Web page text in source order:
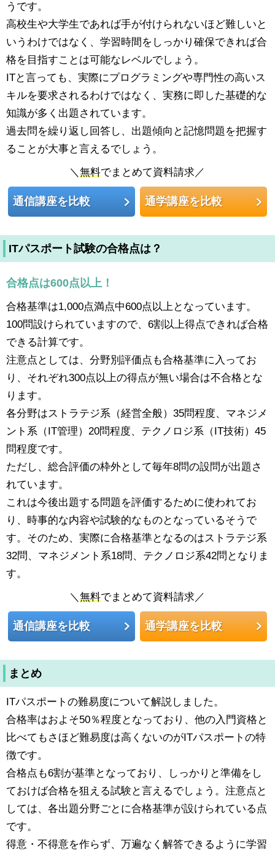
うです。
高校生や大学生であれば手が付けられないほど難しいと
いうわけではなく、学習時間をしっかり確保できれば合
格を目指すことは可能なレベルでしょう。
ITと言っても、実際にプログラミングや専門性の高いス
キルを要求されるわけではなく、実務に即した基礎的な
知識が多く出題されています。
過去問を繰り返し回答し、出題傾向と記憶問題を把握す
ることが大事と言えるでしょう。
＼無料でまとめて資料請求／
通信講座を比較 通学講座を比較
ITパスポート試験の合格点は？
合格点は600点以上！
合格基準は1,000点満点中600点以上となっています。
100問設けられていますので、6割以上得点できれば合格
できる計算です。
注意点としては、分野別評価点も合格基準に入ってお
り、それぞれ300点以上の得点が無い場合は不合格とな
ります。
各分野はストラテジ系（経営全般）35問程度、マネジメ
ント系（IT管理）20問程度、テクノロジ系（IT技術）45
問程度です。
ただし、総合評価の枠外として毎年8問の設問が出題さ
れています。
これは今後出題する問題を評価するために使われてお
り、時事的な内容や試験的なものとなっているそうで
す。そのため、実際に合格基準となるのはストラテジ系
32問、マネジメント系18問、テクノロジ系42問となりま
す。
＼無料でまとめて資料請求／
通信講座を比較 通学講座を比較
まとめ
ITパスポートの難易度について解説しました。
合格率はおよそ50％程度となっており、他の入門資格と
比べてもさほど難易度は高くないのがITパスポートの特
徴です。
合格点も6割が基準となっており、しっかりと準備をし
ておけば合格を狙える試験と言えるでしょう。注意点と
しては、各出題分野ごとに合格基準が設けられている点
です。
得意・不得意を作らず、万遍なく解答できるように学習